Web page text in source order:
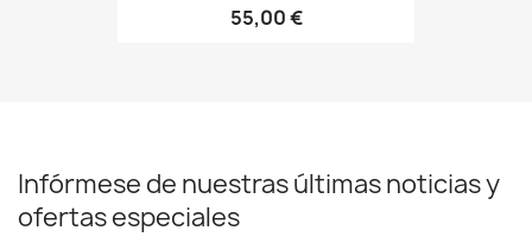
55,00 €
Infórmese de nuestras últimas noticias y
ofertas especiales